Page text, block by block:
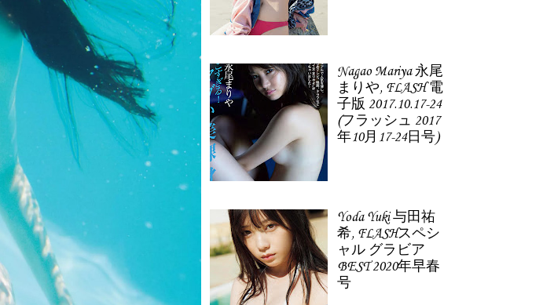
Nagao Mariya 永尾
まりや, FLASH 電
子版 2017.10.17-24
(フラッシュ 2017
年10月17-24日号)
Yoda Yuki 与田祐
希, FLASHスペシ
ャル グラビア
BEST 2020年早春
号